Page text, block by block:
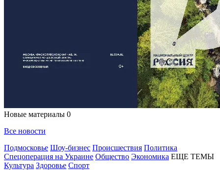
Новые материалы 0
Все новости
Подмосковье Шоу-бизнес Происшествия Политика
Спецоперация на Украине Общество Экономика ЕЩЕ ТЕМЫ
Культура Здоровье Спорт